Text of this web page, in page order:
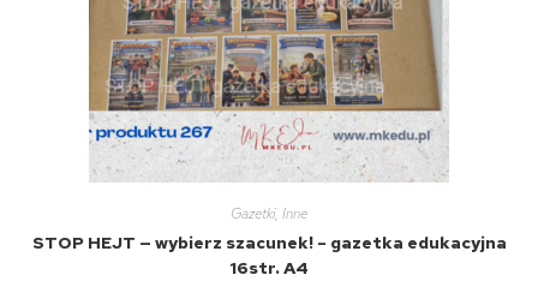
Gazetki, Inne
STOP HEJT — wybierz szacunek! – gazetka edukacyjna
16str. A4